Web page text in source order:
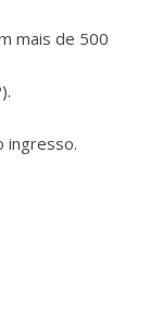
mais de 500
ingresso.